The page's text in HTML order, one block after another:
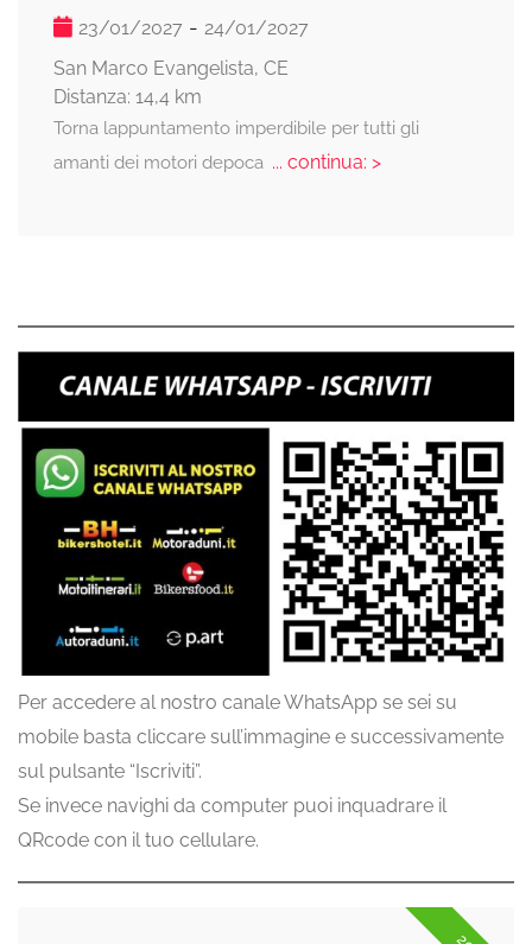
23/01/2027 - 24/01/2027
San Marco Evangelista, CE
Distanza: 14,4 km
Torna lappuntamento imperdibile per tutti gli
amanti dei motori depoca ... continua: >
Per accedere al nostro canale WhatsApp se sei su
mobile basta cliccare sull’immagine e successivamente
sul pulsante “Iscriviti”.
Se invece navighi da computer puoi inquadrare il
QRcode con il tuo cellulare.